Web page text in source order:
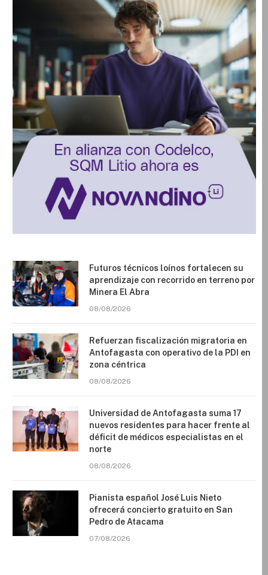
Futuros técnicos loínos fortalecen su
aprendizaje con recorrido en terreno por
Minera El Abra
08/08/2026
Refuerzan fiscalización migratoria en
Antofagasta con operativo de la PDI en
zona céntrica
08/08/2026
Universidad de Antofagasta suma 17
nuevos residentes para hacer frente al
déficit de médicos especialistas en el
norte
08/08/2026
Pianista español José Luis Nieto
ofrecerá concierto gratuito en San
Pedro de Atacama
07/08/2026